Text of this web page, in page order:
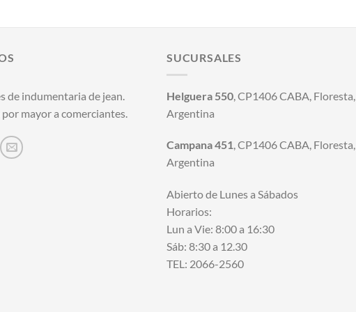
de indumentaria de jean.
mayor a comerciantes.
SUCURSALES
Helguera 550 , CP1406 CABA, Floresta,
Argentina
Campana 451, CP1406 CABA, Floresta,
Argentina
Abierto de Lunes a Sábados
Horarios:
Lun a Vie: 8:00 a 16:30
Sáb: 8:30 a 12.30
TEL: 2066-2560